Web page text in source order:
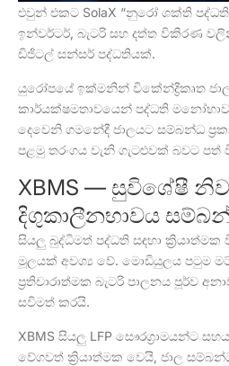
එවුන් එකට SolaX “නුරෝ ශක්ති
ඉන්වර්ටර්, බැටරි සහ දත්ත විකිරණ
ඩිජිටල් සන්සර් පද්ධතියක්.
යුරෝපයේ ඉක්මනින් විකේන්ද්‍රීකෘත
කාර්යක්ෂමතාවයෙන් පද්ධති
දෙවෙනි ගමනේදී ජාලයට සම්බන්ධ
පළමු තරංගය වැනි ගැටළුවක් බවට පත්
XBMS — සුවිශේෂී
දිගුකාලීනභාවය
සියලු බුද්ධිමත් පද්ධති සඳහා
මූලයක් අවශ්‍ය වේ. මොඩියුලය පටුම
ප්‍රතිචාරාත්මක බැටරි පාලනය පූර්ව
සවිමත් කරයි.
XBMS සියලු LFP සෞරග්‍රාමයන්ට සහය
වේගවත් ක්‍රියාත්මක වෙයි, ජාල